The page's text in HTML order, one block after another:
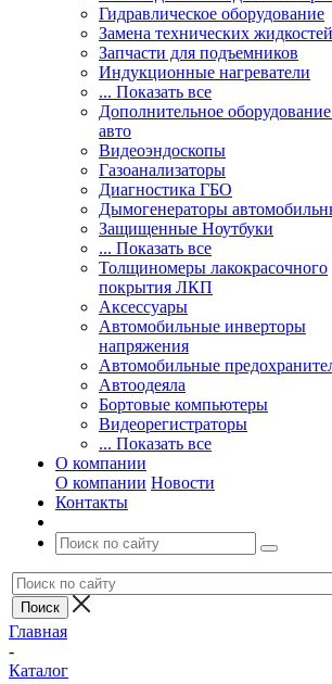
Гидравлическое оборудование
Замена технических жидкостей
Запчасти для подъемников
Индукционные нагреватели
... Показать все
Дополнительное
авто
Видеоэндоскопы
Газоанализаторы
Диагностика ГБО
Дымогенераторы
Защищенные Ноутбуки
... Показать все
Толщиномеры лакокрасочного
покрытия ЛКП
Аксессуары
Автомобильные инверторы
напряжения
Автомобильные
Автоодеяла
Бортовые компьютеры
Видеорегистраторы
... Показать все
О компании
О компании Новости
Контакты
Главная
-
Каталог